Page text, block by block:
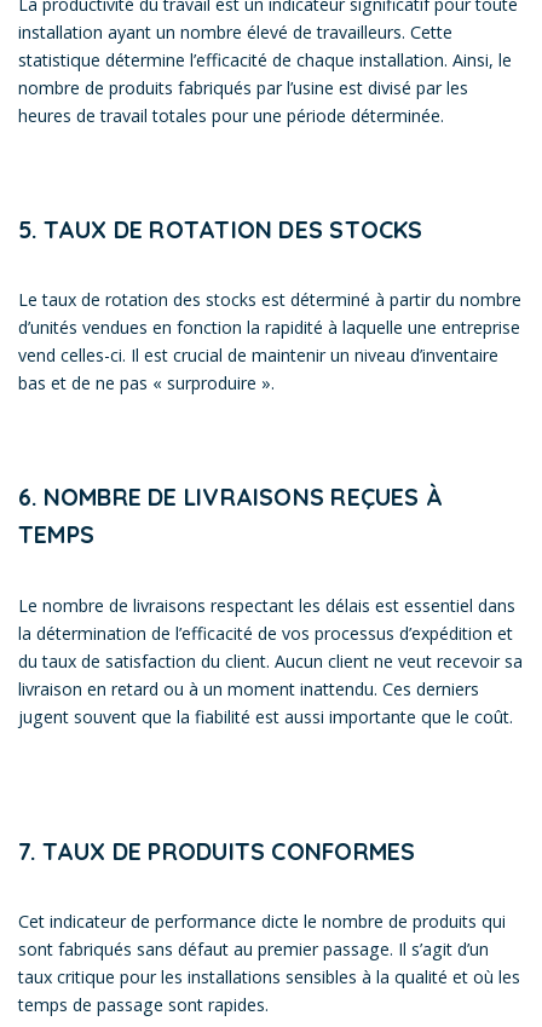
installation ayant un nombre élevé de travailleurs. Cette
statistique détermine l’efficacité de chaque installation. Ainsi, le
nombre de produits fabriqués par l’usine est divisé par les
heures de travail totales pour une période déterminée.
5. TAUX DE ROTATION DES STOCKS
Le taux de rotation des stocks est déterminé à partir du nombre
d’unités vendues en fonction la rapidité à laquelle une entreprise
vend celles-ci. Il est crucial de maintenir un niveau d’inventaire
bas et de ne pas « surproduire ».
6. NOMBRE DE LIVRAISONS REÇUES À
TEMPS
Le nombre de livraisons respectant les délais est essentiel dans
la détermination de l’efficacité de vos processus d’expédition et
du taux de satisfaction du client. Aucun client ne veut recevoir sa
livraison en retard ou à un moment inattendu. Ces derniers
jugent souvent que la fiabilité est aussi importante que le coût.
7. TAUX DE PRODUITS CONFORMES
Cet indicateur de performance dicte le nombre de produits qui
sont fabriqués sans défaut au premier passage. Il s’agit d’un
taux critique pour les installations sensibles à la qualité et où les
temps de passage sont rapides.